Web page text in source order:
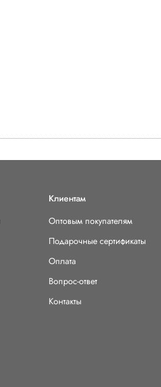
Клиентам
Оптовым покупателям
Подарочные сертификаты
Оплата
Вопрос-ответ
Контакты